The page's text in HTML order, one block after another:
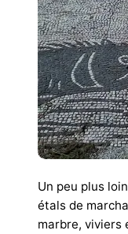
Un peu plus
étals de
marbre, viviers